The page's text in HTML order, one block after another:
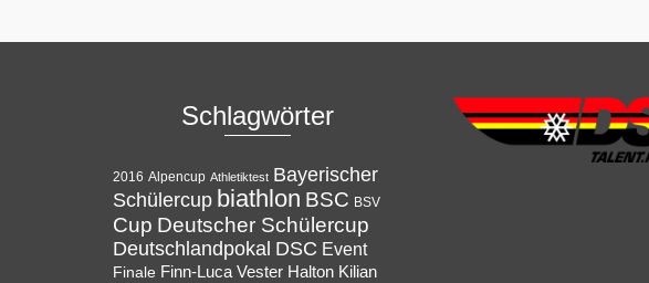
Schlagwörter
2016 Alpencup Athletiktest Bayerischer
Schülercup biathlon BSC BSV
Cup Deutscher Schülercup
Deutschlandpokal DSC Event
Finale Finn-Luca Vester Halton Kilian